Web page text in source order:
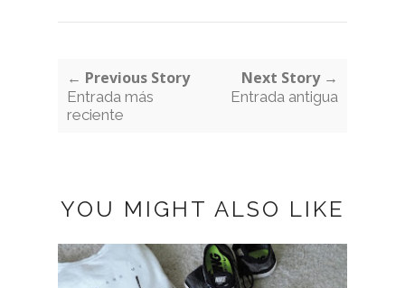
← Previous Story
Entrada más
reciente
Next Story →
Entrada antigua
YOU MIGHT ALSO LIKE